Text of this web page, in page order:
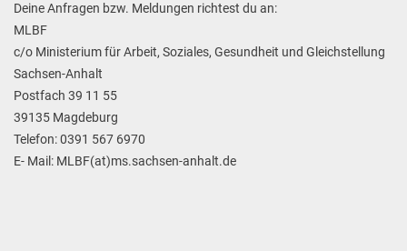
Deine Anfragen bzw. Meldungen richtest du an:
MLBF
c/o Ministerium für Arbeit, Soziales, Gesundheit und Gleichstellung
Sachsen-Anhalt
Postfach 39 11 55
39135 Magdeburg
Telefon: 0391 567 6970
E- Mail: MLBF(at)ms.sachsen-anhalt.de